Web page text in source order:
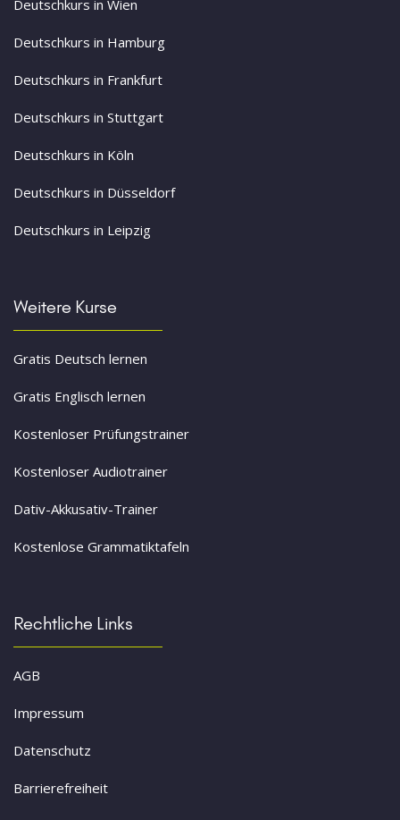
Deutschkurs in Wien
Deutschkurs in Hamburg
Deutschkurs in Frankfurt
Deutschkurs in Stuttgart
Deutschkurs in Köln
Deutschkurs in Düsseldorf
Deutschkurs in Leipzig
Weitere Kurse
Gratis Deutsch lernen
Gratis Englisch lernen
Kostenloser Prüfungstrainer
Kostenloser Audiotrainer
Dativ-Akkusativ-Trainer
Kostenlose Grammatiktafeln
Rechtliche Links
AGB
Impressum
Datenschutz
Barrierefreiheit